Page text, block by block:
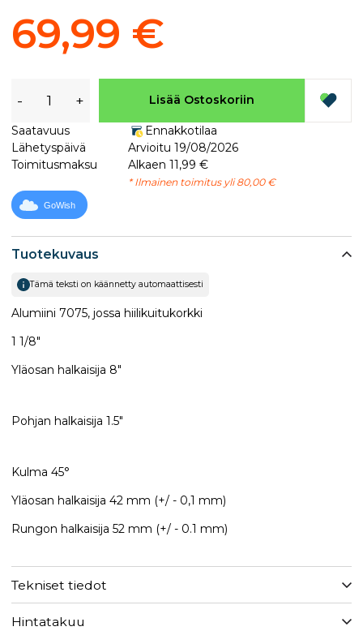
Tuotekuvaus
Tämä teksti on käännetty automaattisesti
Alumiini 7075, jossa hiilikuitukorkki
1 1/8"
Yläosan halkaisija 8"
Pohjan halkaisija 1.5"
Kulma 45°
Yläosan halkaisija 42 mm (+/ - 0,1 mm)
Rungon halkaisija 52 mm (+/ - 0.1 mm)
Tekniset tiedot
Hintatakuu
69,99 €
- + Lisää Ostoskoriin
Saatavuus
Ennakkotilaa
Lähetyspäivä
Arvioitu 19/08/2026
Toimitusmaksu
Alkaen 11,99 €
* Ilmainen toimitus yli 80,00 €
GoWish